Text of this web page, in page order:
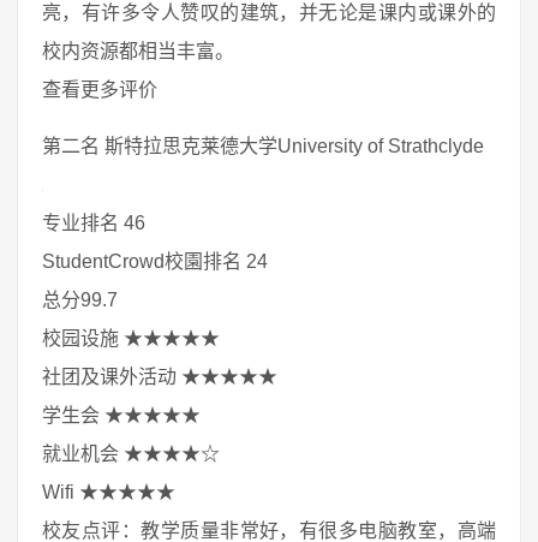
亮，有许多令人赞叹的建筑，并无论是课内或课外的
校内资源都相当丰富。
查看更多评价
第二名 斯特拉思克莱德大学University of Strathclyde
专业排名 46
StudentCrowd校園排名 24
总分99.7
校园设施 ★★★★★
社团及课外活动 ★★★★★
学生会 ★★★★★
就业机会 ★★★★☆
Wifi ★★★★★
校友点评：教学质量非常好，有很多电脑教室，高端